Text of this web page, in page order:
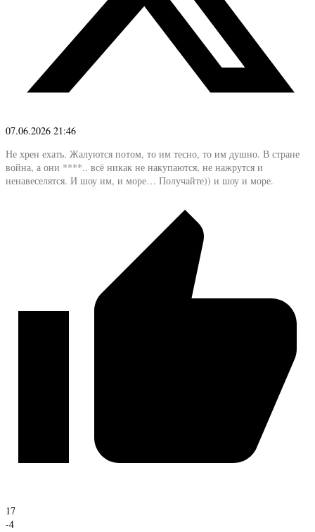
07.06.2026 21:46
Не хрен ехать. Жалуются потом, то им тесно, то им душно. В стране
война, а они ****.. всё никак не накупаются, не нажрутся и
ненавеселятся. И шоу им, и море… Получайте)) и шоу и море.
17
-4